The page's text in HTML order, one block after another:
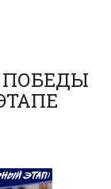
ПОБЕДЫ